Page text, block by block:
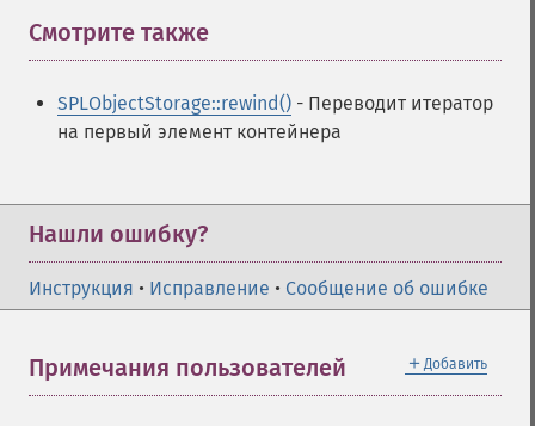
Смотрите также
SPLObjectStorage::rewind() - Переводит итератор
на первый элемент контейнера
Нашли ошибку?
Инструкция • Исправление • Сообщение об ошибке
＋ Добавить
Примечания пользователей